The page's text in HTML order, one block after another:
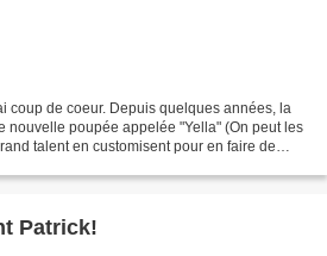
coup de coeur. Depuis quelques années, la
nouvelle poupée appelée "Yella" (On peut les
talent en customisent pour en faire de
Patrick!